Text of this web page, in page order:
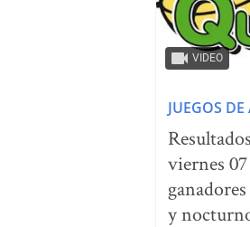
VIDEO
JUEGOS
viernes
y